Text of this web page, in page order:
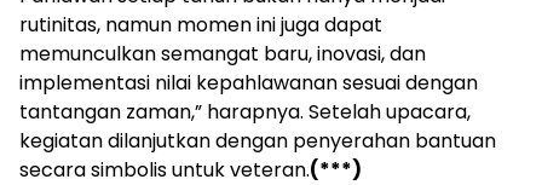
rutinitas, namun momen ini juga dapat
memunculkan semangat baru, inovasi, dan
implementasi nilai kepahlawanan sesuai dengan
tantangan zaman,” harapnya. Setelah upacara,
kegiatan dilanjutkan dengan penyerahan bantuan
secara simbolis untuk veteran.(***)